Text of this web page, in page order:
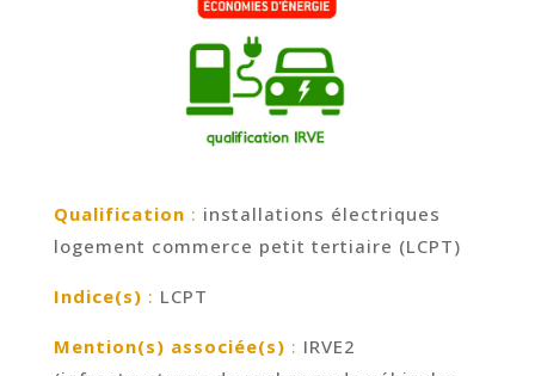
Qualification : installations électriques
logement commerce petit tertiaire (LCPT)
Indice(s) : LCPT
Mention(s) associée(s) : IRVE2